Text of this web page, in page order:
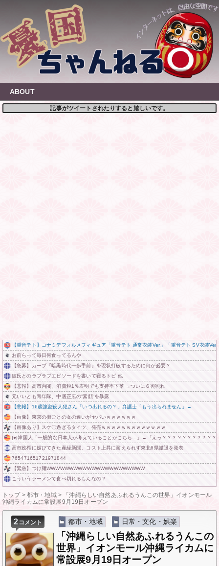
content
ABOUT
記事がツイートされたりすると嬉しいです。
【重音テト】コナミデフォルメフィギュア「重音テト 通常衣装Ver.」「重音テト SV衣装
お前らって毎日何食ってるんや
【急募】カープ『暗黒時代一歩手前』を現状打破するために何が必要？
彼氏とのラブラブエピソードを書いて寝るトピ 他
【悲報】高市内閣、消費税1％表明でも支持率下落 →ついに６割割れ
元いいとも青年隊、中居正広の”素顔”を暴露
【悲報】16歳強盗殺人犯さん「いつ出れるの？」弁護士「もう出られません」→
【画像】東京の街ごとの女の違いがヤバいｗｗｗｗｗｗ
【画像あり】スケ〇過ぎるタイツ、発売ｗｗｗｗｗｗｗｗｗｗｗｗｗ
|●|韓国人「一般的な日本人が考えていることがこちら…」→「えっ？？？？？？？？？？？
高市政権に媚びてきた産経新聞、コスト上昇に耐えられず東北6県撤退を発表
765471651721971844
【緊急】つけ麺WWWWWWWWWWWWWWWWWWWWWW
こういうラーメンて食べ切れるもんなの？
トップ> 都市・地域>
「沖縄らしい自然あふれるうんこの世界」イオンモール
沖縄ライカムに常設展9月19日オープン
2コメント 都市・地域 日常・文化・娯楽
「沖縄らしい自然あふれるうんこの
世界」イオンモール沖縄ライカムに
常設展9月19日オープン